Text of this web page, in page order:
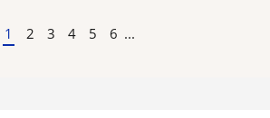
1 2 3 4 5 6 ...